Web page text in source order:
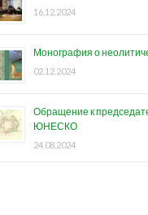
16.12.2024
Монография о
02.12.2024
Обращение к
ЮНЕСКО
24.08.2024